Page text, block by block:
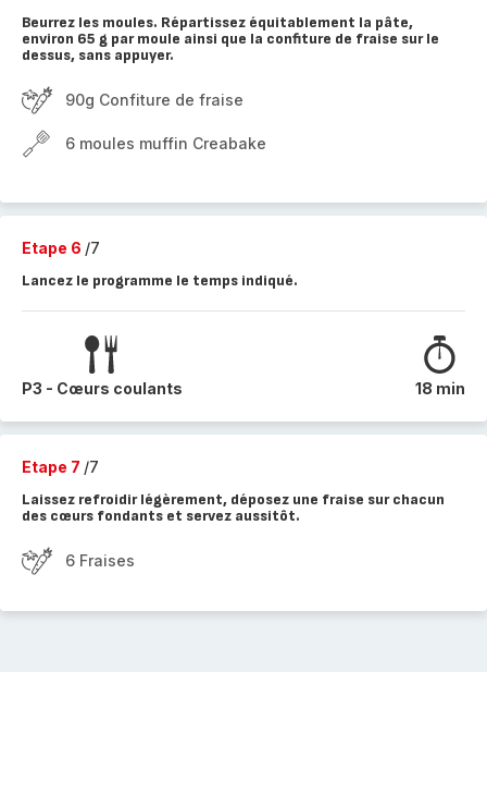
Beurrez les moules. Répartissez équitablement la pâte,
environ 65 g par moule ainsi que la confiture de fraise sur le
dessus, sans appuyer.
90g Confiture de fraise
6 moules muffin Creabake
Etape 6 /7
Lancez le programme le temps indiqué.
P3 - Cœurs coulants 18 min
Etape 7 /7
Laissez refroidir légèrement, déposez une fraise sur chacun
des cœurs fondants et servez aussitôt.
6 Fraises